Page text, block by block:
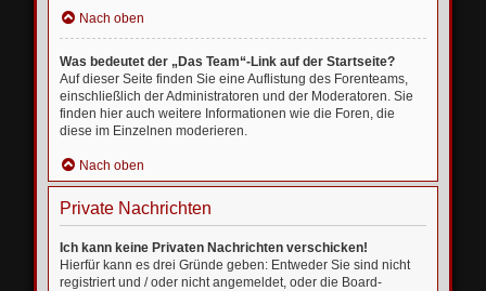
Nach oben
Was bedeutet der „Das Team“-Link auf der Startseite?
Auf dieser Seite finden Sie eine Auflistung des Forenteams,
einschließlich der Administratoren und der Moderatoren. Sie
finden hier auch weitere Informationen wie die Foren, die
diese im Einzelnen moderieren.
Nach oben
Private Nachrichten
Ich kann keine Privaten Nachrichten verschicken!
Hierfür kann es drei Gründe geben: Entweder Sie sind nicht
registriert und / oder nicht angemeldet, oder die Board-